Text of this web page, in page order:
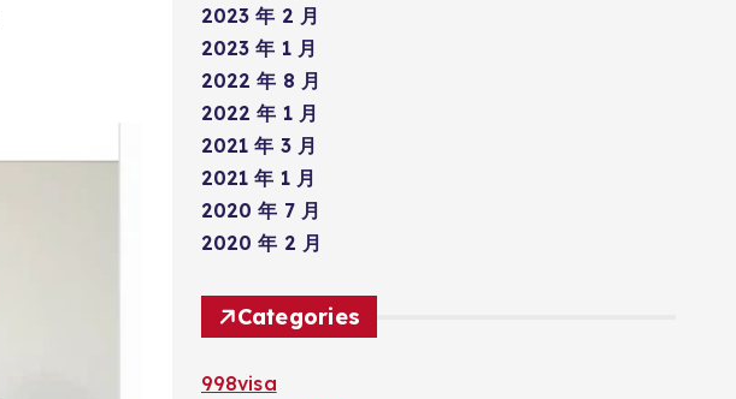
2023 年 2 月
2023 年 1 月
2022 年 8 月
2022 年 1 月
2021 年 3 月
2021 年 1 月
2020 年 7 月
2020 年 2 月
Categories
998visa